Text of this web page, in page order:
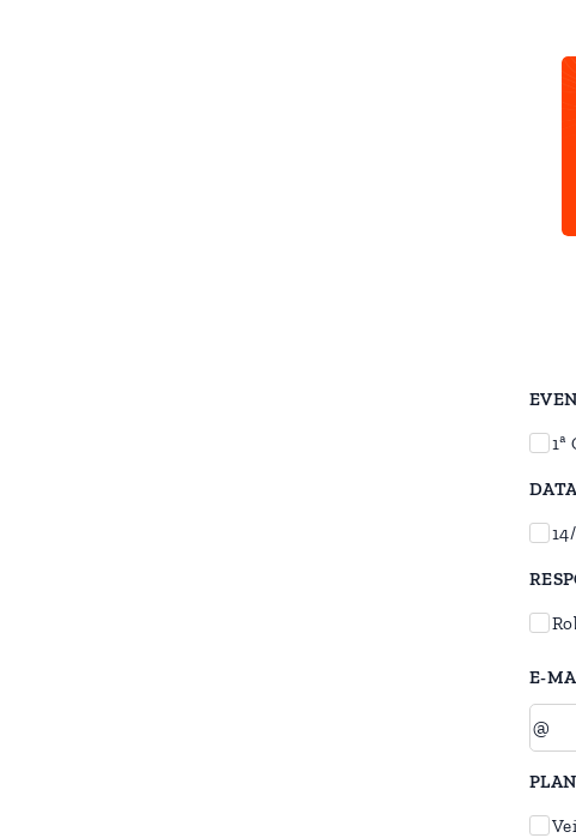
1ª
E-